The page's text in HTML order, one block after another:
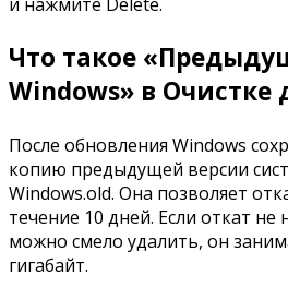
Что такое
Windows» в Очистке
После обновления Windows
копию предыдущей версии
Windows.old. Она позволяет
течение 10 дней. Если откат
можно смело удалить, он
гигабайт.